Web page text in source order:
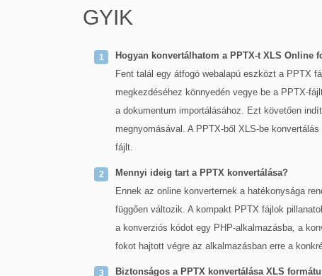
GYIK
Hogyan konvertálhatom a PPTX-t XLS Online
Fent talál egy átfogó webalapú eszközt a PPTX
megkezdéséhez könnyedén vegye be a PPTX-
a dokumentum importálásához. Ezt követően
megnyomásával. A PPTX-ből XLS-be
fájlt.
Mennyi ideig tart a PPTX konvertálása?
Ennek az online konverternek a hatékonysága
függően változik. A kompakt PPTX fájlok
a konverziós kódot egy PHP-alkalmazásba, a
fokot hajtott végre az alkalmazásban erre a
Biztonságos a PPTX konvertálása XLS